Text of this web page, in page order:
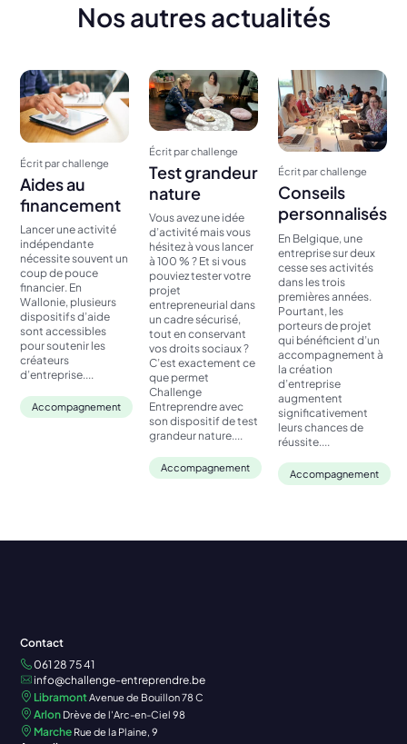
Nos autres actualités
Écrit par challenge
Aides au
financement
Lancer une activité
indépendante
nécessite souvent un
coup de pouce
financier. En
Wallonie, plusieurs
dispositifs d’aide
sont accessibles
pour soutenir les
créateurs
d’entreprise....
Accompagnement
Écrit par challenge
Test grandeur
nature
Vous avez une idée
d’activité mais vous
hésitez à vous lancer
à 100 % ? Et si vous
pouviez tester votre
projet
entrepreneurial dans
un cadre sécurisé,
tout en conservant
vos droits sociaux ?
C’est exactement ce
que permet
Challenge
Entreprendre avec
son dispositif de test
grandeur nature....
Accompagnement
Écrit par challenge
Conseils
personnalisés
En Belgique, une
entreprise sur deux
cesse ses activités
dans les trois
premières années.
Pourtant, les
porteurs de projet
qui bénéficient d’un
accompagnement à
la création
d’entreprise
augmentent
significativement
leurs chances de
réussite....
Accompagnement
Contact
061 28 75 41
info@challenge-entreprendre.be
LibramontAvenue de Bouillon 78 C
Arlon Drève de l'Arc-en-Ciel 98
Marche Rue de la Plaine, 9